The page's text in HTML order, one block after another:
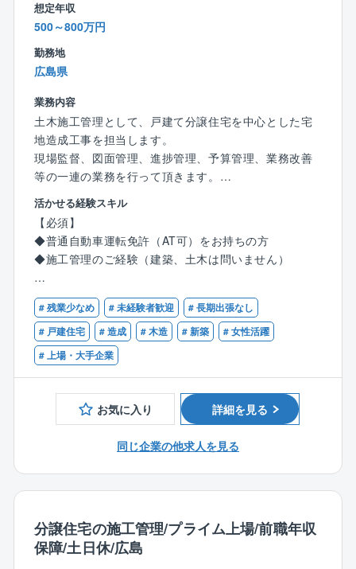
想定年収
500～800万円
勤務地
広島県
業務内容
土木施工管理として、戸建て分譲住宅を中心とした宅
地造成工事を担当します。
現場監督、図面管理、進捗管理、予算管理、業務改善
等の一連の業務を行って頂きます。
【具体的な業務】
◆住宅建設前に、営業が仕入れた土地に水道管が通っ
ているかなどの調査をして頂きます。
◆調査した情報を基に施工図面の作成から見積もり、
工事の発注を行って頂きます。
◆その他、地盤の調査や各作業工程の管理などを行っ
て頂きます。
住宅を建てる上で非常に重要なポジションを担って頂
きます！
【ポジションについて】
住宅の宅地造成については営業担当や施工管理担当が
を分業化。各職種の負担軽減と、WLBの改善につなが
土木施工管理の経験がある方はもちろん、住宅を建て
かしてWLBを改善されたい方にもおすすめのポジショ
ンです。
経験の浅い方もしっかり教育していくので安心して業
活かせる経験スキル
【必須】
◆普通自動車運転免許（AT可）をお持ちの方
◆施工管理のご経験（建築、土木は問いません）
【歓迎】
◆土木施工管理技士の有資格者
◆建築士の有資格者
◆マネジメント経験のある方
# 残業少なめ # 未経験者歓迎
# 長期出張なし
# 戸建住宅
# 造成 # 木造 # 新築
# 女性活躍
# 上場・大手企業
お気に入り 詳細を見る
同じ企業の他求人を見る
分譲住宅の施工管理/プライム上場/前職年収
保障/土日休/広島